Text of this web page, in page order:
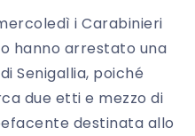
i Carabinieri
hanno arrestato una
Senigallia, poiché
due etti e mezzo di
destinata allo